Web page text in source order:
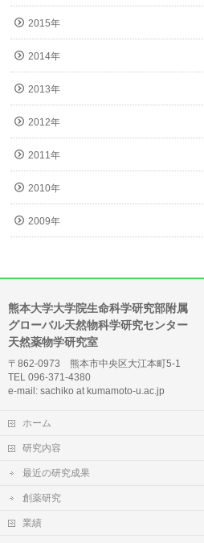
2015年
2014年
2013年
2012年
2011年
2010年
2009年
熊本大学大学院生命科学研究部附属
グローバル天然物科学研究センター
天然薬物学研究室
〒862-0973 熊本市中央区大江本町5-1
TEL 096-371-4380
e-mail: sachiko at kumamoto-u.ac.jp
ホーム
研究内容
最近の研究成果
創薬研究
業績